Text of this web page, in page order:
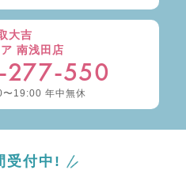
大吉
南浅田店
277-550
19:00 年中無休
受付中!